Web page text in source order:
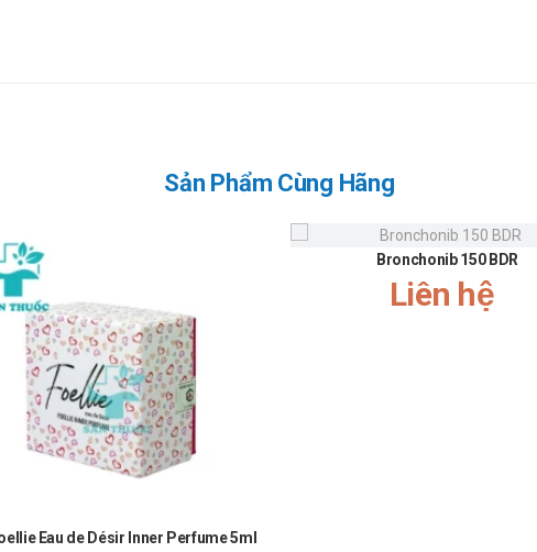
Sản Phẩm Cùng Hãng
Eau de Désir Inner Perfume 5ml
Bronchonib 150 BDR
Liên hệ